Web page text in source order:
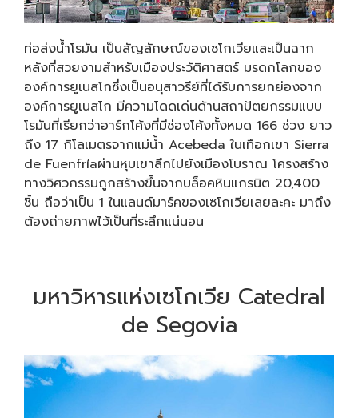
ท่อส่งน้ำโรมัน เป็นสัญลักษณ์ของเซโกเวียและเป็นฉาก
หลังที่สวยงามสำหรับเมืองประวัติศาสตร์ มรดกโลกของ
องค์การยูเนสโกซึ่งเป็นอนุสาวรีย์ที่ได้รับการยกย่องจาก
องค์การยูเนสโก มีความโดดเด่นด้านสถาปัตยกรรมแบบ
โรมันที่เรียกว่าอาร์กโค้งที่มีช่องโค้งทั้งหมด 166 ช่วง ยาว
ถึง 17 กิโลเมตรจากแม่น้ำ Acebeda ในเทือกเขา Sierra
de Fuenfríaผ่านหุบเขาลึกไปยังเมืองโบราณ โครงสร้าง
ทางวิศวกรรมถูกสร้างขึ้นจากบล็อคหินแกรนิต 20,400
ชิ้น ถือว่าเป็น 1 ในแลนด์มาร์คของเซโกเวียเลยละคะ มาถึง
ต้องถ่ายภาพไว้เป็นที่ระลึกแน่นอน
มหาวิหารแห่งเซโกเวีย Catedral
de Segovia